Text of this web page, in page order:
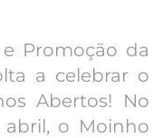
Promoção da
a celebrar o
Abertos! No
o Moinho